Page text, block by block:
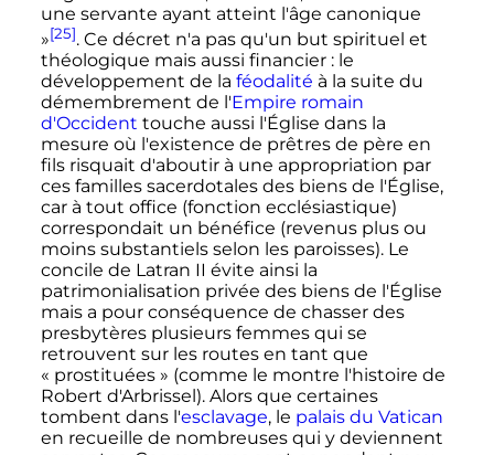
une servante ayant atteint l'âge canonique
»[25]. Ce décret n'a pas qu'un but spirituel et
théologique mais aussi financier : le
développement de la féodalité à la suite du
démembrement de l'Empire romain
d'Occident touche aussi l'Église dans la
mesure où l'existence de prêtres de père en
fils risquait d'aboutir à une appropriation par
ces familles sacerdotales des biens de l'Église,
car à tout office (fonction ecclésiastique)
correspondait un bénéfice (revenus plus ou
moins substantiels selon les paroisses). Le
concile de Latran II évite ainsi la
patrimonialisation privée des biens de l'Église
mais a pour conséquence de chasser des
presbytères plusieurs femmes qui se
retrouvent sur les routes en tant que
« prostituées » (comme le montre l'histoire de
Robert d'Arbrissel). Alors que certaines
tombent dans l'esclavage, le palais du Vatican
en recueille de nombreuses qui y deviennent